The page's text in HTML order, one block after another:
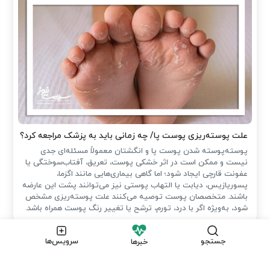
علت پوسته‌ریزی پوست پا/ چه زمانی باید به پزشک مراجعه کرد؟
پوسته‌پوسته شدن پوست پا و انگشتان معمولاً مسئله‌ای جدی
نیست و ممکن است در اثر خشکی پوست، تعریق، آفتاب‌سوختگی یا
عفونت قارچی ایجاد شود؛ اما گاهی بیماری‌هایی مانند اگزما،
پسوریازیس، دیابت یا التهاب پوستی نیز می‌توانند پشت این عارضه
باشند. متخصصان پوست توصیه می‌کنند علت پوسته‌ریزی مشخص
شود، به‌ویژه اگر با درد، تورم، ترشح یا تغییر رنگ پوست همراه باشد.
جستجو خبرها سرویس‌ها